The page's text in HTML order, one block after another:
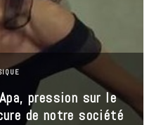
pression sur le
de notre société